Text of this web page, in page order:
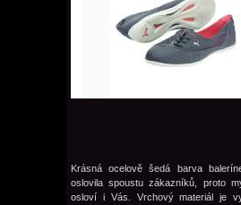
Krásná ocelově šedá barva
oslovila spoustu zákazníků, proto
osloví i Vás. Vrchový materiál je